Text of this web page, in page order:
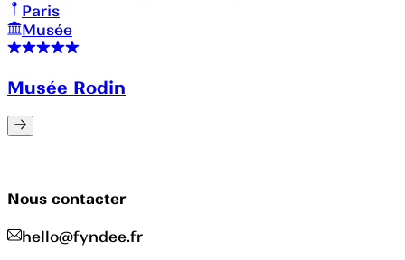
Paris
Musée
Musée Rodin
Nous contacter
hello@fyndee.fr